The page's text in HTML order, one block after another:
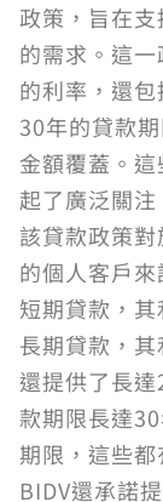
政策，旨在
的需求。這
的利率，還
30年的貸款
金額覆蓋。
起了廣泛關注
該貸款政策
的個人客戶
短期貸款，
長期貸款，
還提供了長
款期限長達
期限，這些都
BIDV還承諾